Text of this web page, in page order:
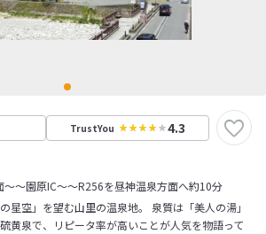
TrustYou 4.3
～園原IC～～R256を昼神温泉方面へ約10分
星空」を望む山里の温泉地。 泉質は「美人の湯」
黄泉で、リピータ率が高いことが人気を物語って